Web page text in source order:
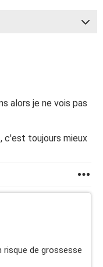
alors je ne vois pas
c'est toujours mieux
risque de grossesse